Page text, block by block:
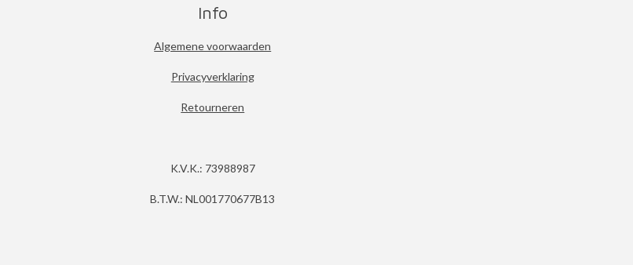
Info
Algemene voorwaarden
Privacyverklaring
Retourneren
K.V.K.: 73988987
B.T.W.: NL001770677B13